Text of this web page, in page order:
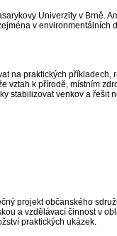
Univerzity v Brně.
v environmentálních
na praktických příkladech,
vztah k přírodě, místním
stabilizovat venkov a řešit
projekt občanského
a vzdělávací činnost v
praktických ukázek.